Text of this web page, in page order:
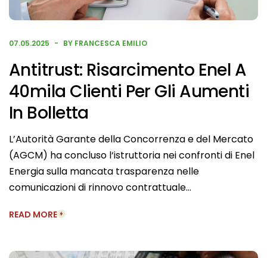
07.05.2025 BY FRANCESCA EMILIO
Antitrust: Risarcimento Enel A
40mila Clienti Per Gli Aumenti
In Bolletta
L’Autorità Garante della Concorrenza e del Mercato
(AGCM) ha concluso l‘istruttoria nei confronti di Enel
Energia sulla mancata trasparenza nelle
comunicazioni di rinnovo contrattuale…
READ MORE